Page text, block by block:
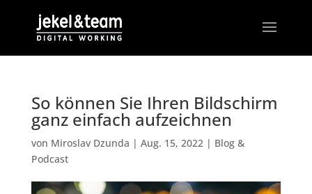
So können Sie Ihren Bildschirm
ganz einfach aufzeichnen
von Miroslav Dzunda | Aug. 15, 2022| Blog &
Podcast